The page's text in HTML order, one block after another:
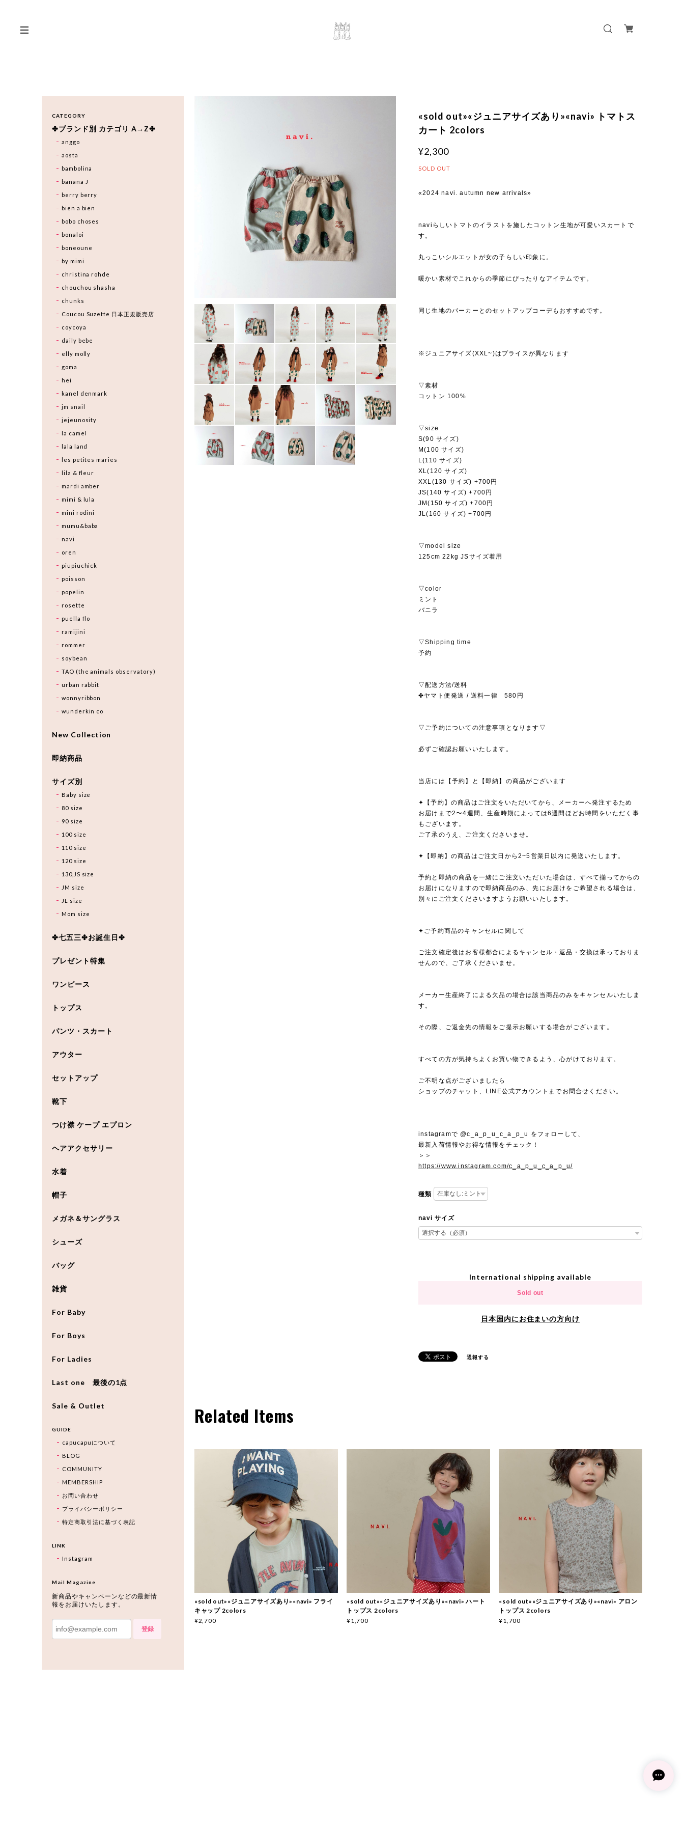
«sold out»«ジュニアサイズあり»«navi» トマトス
カート 2colors
¥2,300
SOLD OUT
«2024 navi. autumn new arrivals»
naviらしいトマトのイラストを施したコットン生地が可愛いスカートで
す。
丸っこいシルエットが女の子らしい印象に。
暖かい素材でこれからの季節にぴったりなアイテムです。
同じ生地のパーカーとのセットアップコーデもおすすめです。
※ジュニアサイズ(XXL~)はプライスが異なります
▽素材
コットン 100%
▽size
S(90 サイズ)
M(100 サイズ)
L(110 サイズ)
XL(120 サイズ)
XXL(130 サイズ) +700円
JS(140 サイズ) +700円
JM(150 サイズ) +700円
JL(160 サイズ) +700円
▽model size
125cm 22kg JSサイズ着用
▽color
ミント
バニラ
▽Shipping time
予約
▽配送方法/送料
✤ヤマト便発送 / 送料一律 580円
▽ご予約についての注意事項となります▽
必ずご確認お願いいたします。
当店には【予約】と【即納】の商品がございます
✦【予約】の商品はご注文をいただいてから、メーカーへ発注するため
お届けまで2〜4週間、生産時期によっては6週間ほどお時間をいただく事
もございます。
ご了承のうえ、ご注文くださいませ。
✦【即納】の商品はご注文日から2~5営業日以内に発送いたします。
予約と即納の商品を一緒にご注文いただいた場合は、すべて揃ってからの
お届けになりますので即納商品のみ、先にお届けをご希望される場合は、
別々にご注文くださいますようお願いいたします。
✦ご予約商品のキャンセルに関して
ご注文確定後はお客様都合によるキャンセル・返品・交換は承っておりま
せんので、ご了承くださいませ。
メーカー生産終了による欠品の場合は該当商品のみをキャンセルいたしま
す。
その際、ご返金先の情報をご提示お願いする場合がございます。
すべての方が気持ちよくお買い物できるよう、心がけております。
ご不明な点がございましたら
ショップのチャット、LINE公式アカウントまでお問合せください。
instagramで @c_a_p_u_c_a_p_u をフォローして、
最新入荷情報やお得な情報をチェック！
＞＞
https://www.instagram.com/c_a_p_u_c_a_p_u/
種類
navi サイズ
International shipping available
Sold out
日本国内にお住まいの方向け
通報する
Related Items
«sold out»«ジュニアサイズあり»«navi» フライ
キャップ 2colors
¥2,700
«sold out»«ジュニアサイズあり»«navi» ハート
トップス 2colors
¥1,700
«sold out»«ジュニアサイズあり»«navi» アロン
トップス 2colors
¥1,700
CATEGORY
✤ブランド別 カテゴリ A→Z✤
anggo
aosta
bambolina
banana J
berry berry
bien a bien
bobo choses
bonaloi
boneoune
by mimi
christina rohde
chouchou shasha
chunks
Coucou Suzette 日本正規販売店
coycoya
daily bebe
elly molly
goma
hei
kanel denmark
jm snail
jejeunosity
la camel
lala land
les petites maries
lila & fleur
mardi amber
mimi & lula
mini rodini
mumu&baba
navi
oren
piupiuchick
poisson
popelin
rosette
puella flo
ramijini
rommer
soybean
TAO (the animals observatory)
urban rabbit
wonnyribbon
wunderkin co
New Collection
即納商品
サイズ別
Baby size
80 size
90 size
100 size
110 size
120 size
130,JS size
JM size
JL size
Mom size
✤七五三✤お誕生日✤
プレゼント特集
ワンピース
トップス
パンツ・スカート
アウター
セットアップ
靴下
つけ襟 ケープ エプロン
ヘアアクセサリー
水着
帽子
メガネ＆サングラス
シューズ
バッグ
雑貨
For Baby
For Boys
For Ladies
Last one 最後の1点
Sale & Outlet
GUIDE
capucapuについて
BLOG
COMMUNITY
MEMBERSHIP
お問い合わせ
プライバシーポリシー
特定商取引法に基づく表記
LINK
Instagram
Mail Magazine
新商品やキャンペーンなどの最新情
報をお届けいたします。
登録